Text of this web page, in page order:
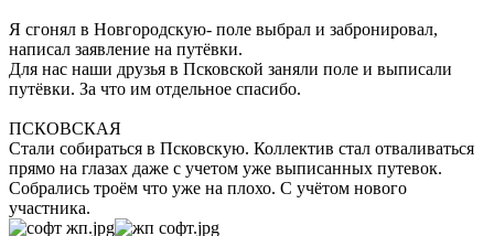
Я сгонял в Новгородскую- поле выбрал и забронировал,
написал заявление на путёвки.
Для нас наши друзья в Псковской заняли поле и выписали
путёвки. За что им отдельное спасибо.
ПСКОВСКАЯ
Стали собираться в Псковскую. Коллектив стал отваливаться
прямо на глазах даже с учетом уже выписанных путевок.
Собрались троём что уже на плохо. С учётом нового
участника.